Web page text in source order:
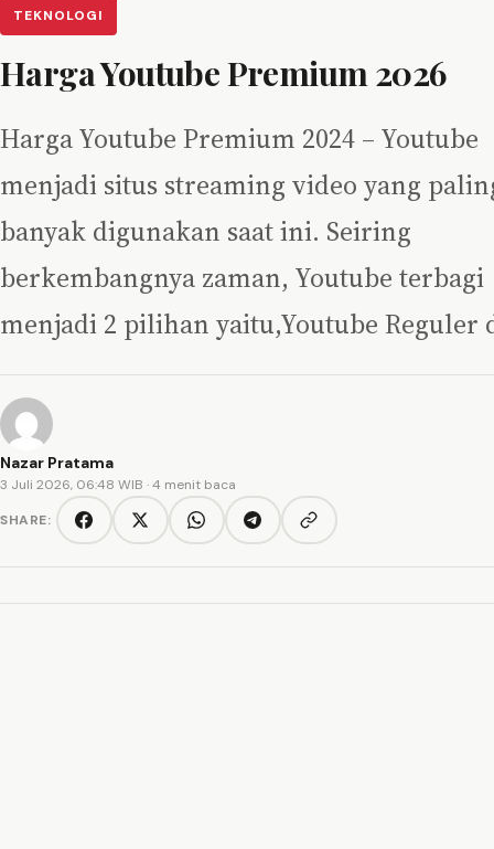
TEKNOLOGI
Harga Youtube Premium 2026
Harga Youtube Premium 2024 – Youtube
menjadi situs streaming video yang
banyak digunakan saat ini. Seiring
berkembangnya zaman, Youtube terbagi
menjadi 2 pilihan yaitu,Youtube Reguler
Nazar Pratama
3 Juli 2026, 06:48 WIB · 4 menit baca
SHARE:
FacebookTwitter/XWhatsAppTelegramCopy link